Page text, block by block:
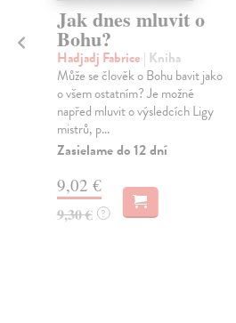
Jak dnes mluvit o
Bohu?
Hadjadj Fabrice | Kniha
Může se člověk o Bohu bavit jako
o všem ostatním? Je možné
napřed mluvit o výsledcích Ligy
mistrů, p...
Zasielame do 12 dní
9,02 €
9,30 € ?